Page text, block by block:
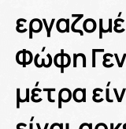
Φώφη
μέτρα